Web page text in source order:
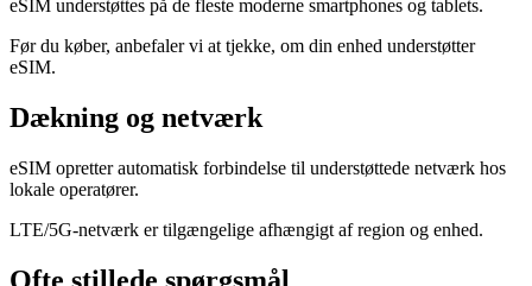
eSIM understøttes på de fleste moderne smartphones og tablets.
Før du køber, anbefaler vi at tjekke, om din enhed understøtter
eSIM.
Dækning og netværk
eSIM opretter automatisk forbindelse til understøttede netværk hos
lokale operatører.
LTE/5G-netværk er tilgængelige afhængigt af region og enhed.